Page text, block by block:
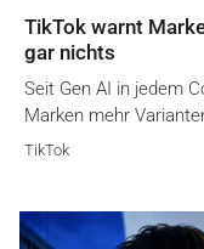
TikTok warnt
gar nichts
Seit Gen AI in jedem
Marken mehr
TikTok